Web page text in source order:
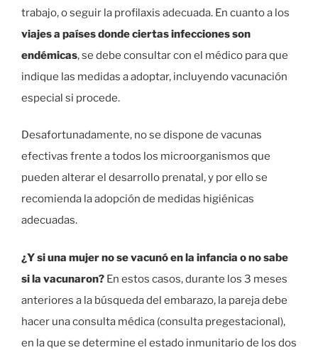
trabajo, o seguir la profilaxis adecuada. En cuanto a los
viajes a países donde ciertas infecciones son
endémicas, se debe consultar con el médico para que
indique las medidas a adoptar, incluyendo vacunación
especial si procede.
Desafortunadamente, no se dispone de vacunas
efectivas frente a todos los microorganismos que
pueden alterar el desarrollo prenatal, y por ello se
recomienda la adopción de medidas higiénicas
adecuadas.
¿Y si una mujer no se vacunó en la infancia o no sabe
si la vacunaron? En estos casos, durante los 3 meses
anteriores a la búsqueda del embarazo, la pareja debe
hacer una consulta médica (consulta pregestacional),
en la que se determine el estado inmunitario de los dos